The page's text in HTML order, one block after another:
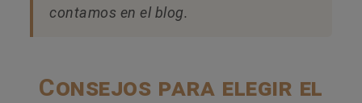
contamos en el blog.
Consejos para elegir el